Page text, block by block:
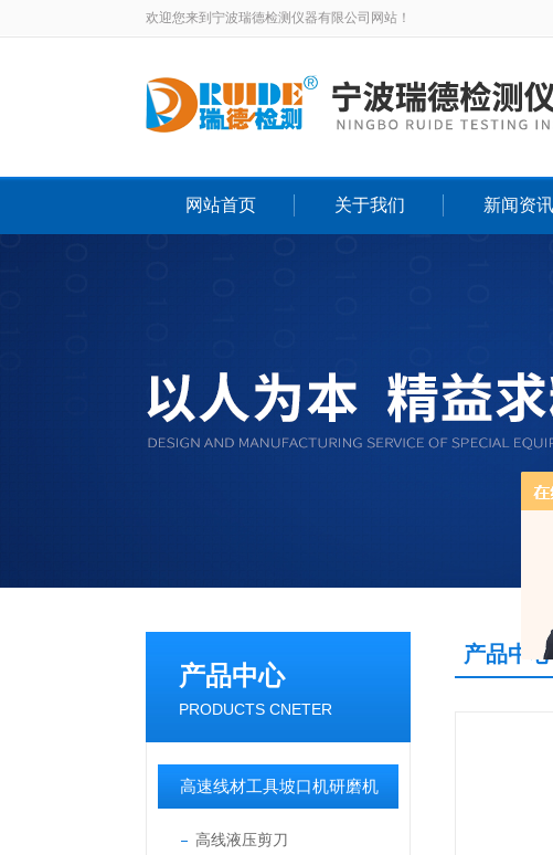
欢迎您来到宁波瑞德检测仪器有限公司网站！
网站首页 关于我们 新闻资讯
产品中心
PRODUCTS CNETER
高速线材工具坡口机研磨机
高线液压剪刀
产品中心